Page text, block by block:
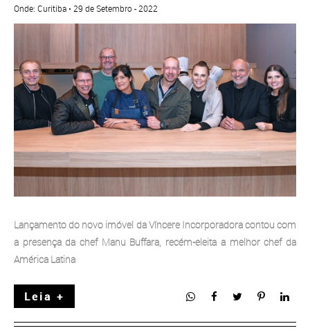
Onde: Curitiba • 29 de Setembro - 2022
Lançamento do novo imóvel da Víncere Incorporadora contou com
a presença da chef Manu Buffara, recém-eleita a melhor chef da
América Latina
Leia +